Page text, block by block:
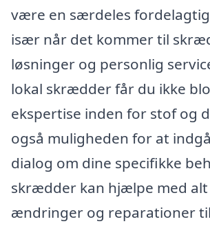
være en særdeles
især når det kommer til
løsninger og personlig
lokal skrædder får du ikke
ekspertise inden for stof og
også muligheden for at
dialog om dine specifikke
skrædder kan hjælpe med
ændringer og reparationer